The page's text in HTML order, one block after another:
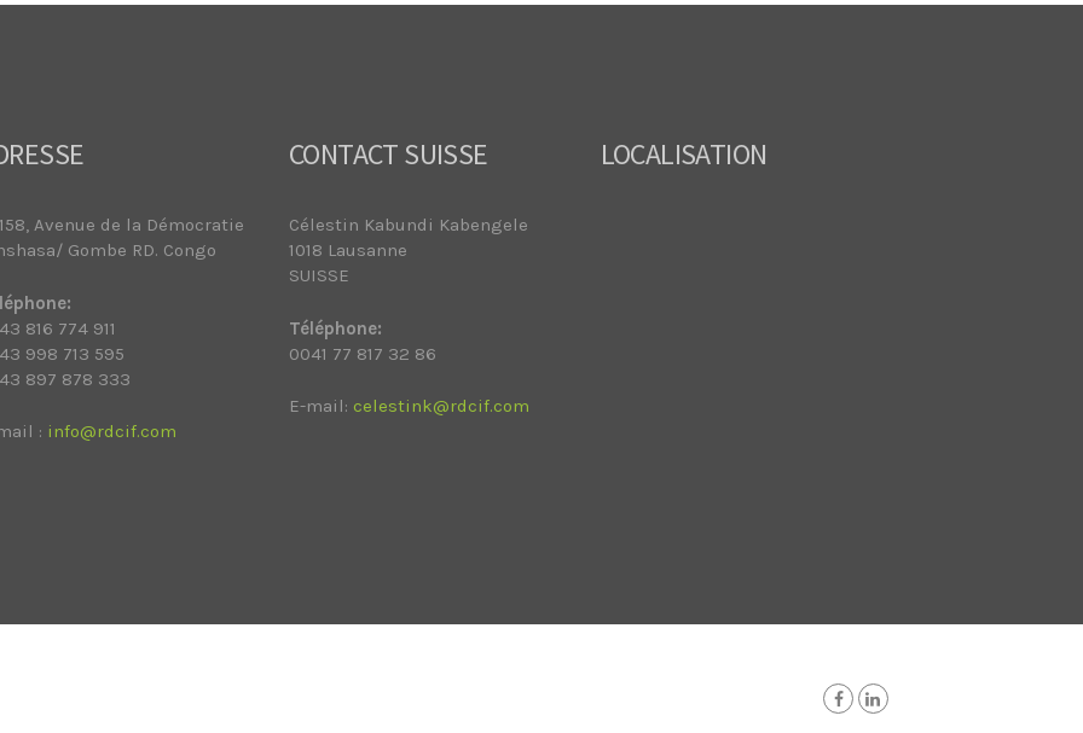
Avenue de la Démocratie
Gombe RD. Congo
816 774 911
998 713 595
897 878 333
: info@rdcif.com
CONTACT SUISSE
Célestin Kabundi Kabengele
1018 Lausanne
SUISSE
Téléphone:
0041 77 817 32 86
E-mail: celestink@rdcif.com
LOCALISATION